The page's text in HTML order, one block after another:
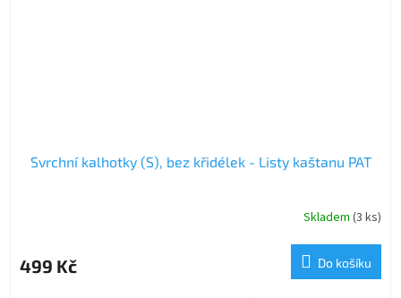
Svrchní kalhotky (S), bez křidélek - Listy kaštanu PAT
Skladem (3 ks)
499 Kč Do košíku